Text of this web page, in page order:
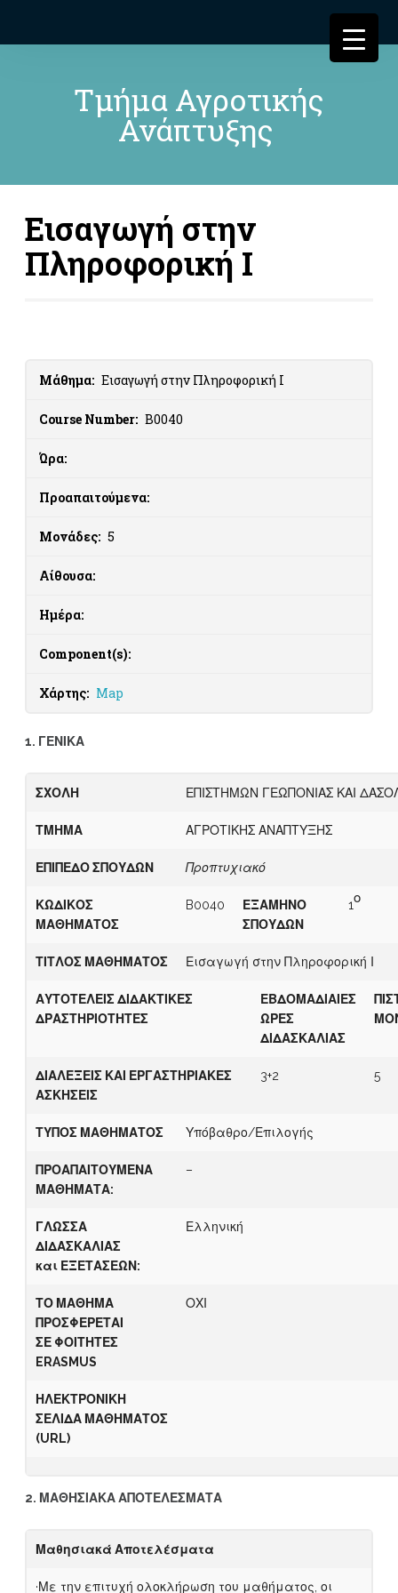
Τμήμα Αγροτικής
Ανάπτυξης
Εισαγωγή στην
Πληροφορική Ι
Μάθημα: Εισαγωγή στην Πληροφορική Ι
Course Number: B0040
Ώρα:
Προαπαιτούμενα:
Μονάδες: 5
Αίθουσα:
Ημέρα:
Component(s):
Χάρτης: Map
1. ΓΕΝΙΚΑ
ΣΧΟΛΗ ΕΠΙΣΤΗΜΩΝ ΓΕΩΠΟΝΙΑΣ ΚΑΙ
ΤΜΗΜΑ ΑΓΡΟΤΙΚΗΣ ΑΝΑΠΤΥΞΗΣ
ΕΠ Π ΕΔΟ ΣΠΟΥΔΩΝ Προπτυχιακό
ΚΩΔΙΚΟΣ
ΜΑΘΗΜΑΤΟΣ
B0040 ΕΞΑΜΗΝΟ
ΣΠΟΥΔΩΝ
1ο
ΤΙΤΛΟΣ ΜΑΘΗΜΑΤΟΣ Εισαγωγή στην Πληροφορική Ι
ΑΥΤΟΤΕΛΕΙΣ ΔΙΔΑΚΤΙΚΕΣ
ΔΡΑΣΤΗΡΙΟΤΗΤΕΣ
ΕΒΔΟΜΑΔΙΑΙΕΣ
ΩΡΕΣ
ΔΙΔΑΣΚΑΛΙΑΣ
Π
ΔΙΑΛΕΞΕΙΣ ΚΑΙ ΕΡΓΑΣΤΗΡΙΑΚΕΣ
ΑΣΚΗΣΕΙΣ
3+2 5
ΤΥΠΟΣ ΜΑΘΗΜΑΤΟΣ Υπόβαθρο/Επιλογής
Π ΡΟΑΠΑΙΤΟΥΜΕΝΑ
ΜΑΘΗΜΑΤΑ:
–
ΓΛΩΣΣΑ
ΔΙΔΑΣΚΑΛΙΑΣ
και ΕΞΕΤΑΣΕΩΝ:
Ελληνική
ΤΟ ΜΑΘΗΜΑ
ΠΡΟΣΦΕΡΕΤΑΙ
ΣΕΦΟΙΤΗΤΕΣ
ERASMUS
ΟΧΙ
ΗΛΕΚΤΡΟΝΙΚΗ
ΣΕΛΙΔΑ ΜΑΘΗΜΑΤΟΣ
(URL)
2. ΜΑΘΗΣΙΑΚΑ ΑΠΟΤΕΛΕΣΜΑΤΑ
Μαθησιακά Αποτελέσματα
·Με την επιτυχή ολοκλήρωση του μαθήματος, οι